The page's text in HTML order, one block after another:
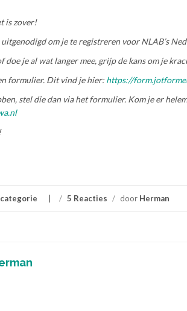
is zover!
om je te registreren voor NLAB’s
doe je al wat langer mee, grijp de kans om je
formulier. Dit vind je hier: https://
stel die dan via het formulier. Kom je er
/ 5 Reacties / door Herman